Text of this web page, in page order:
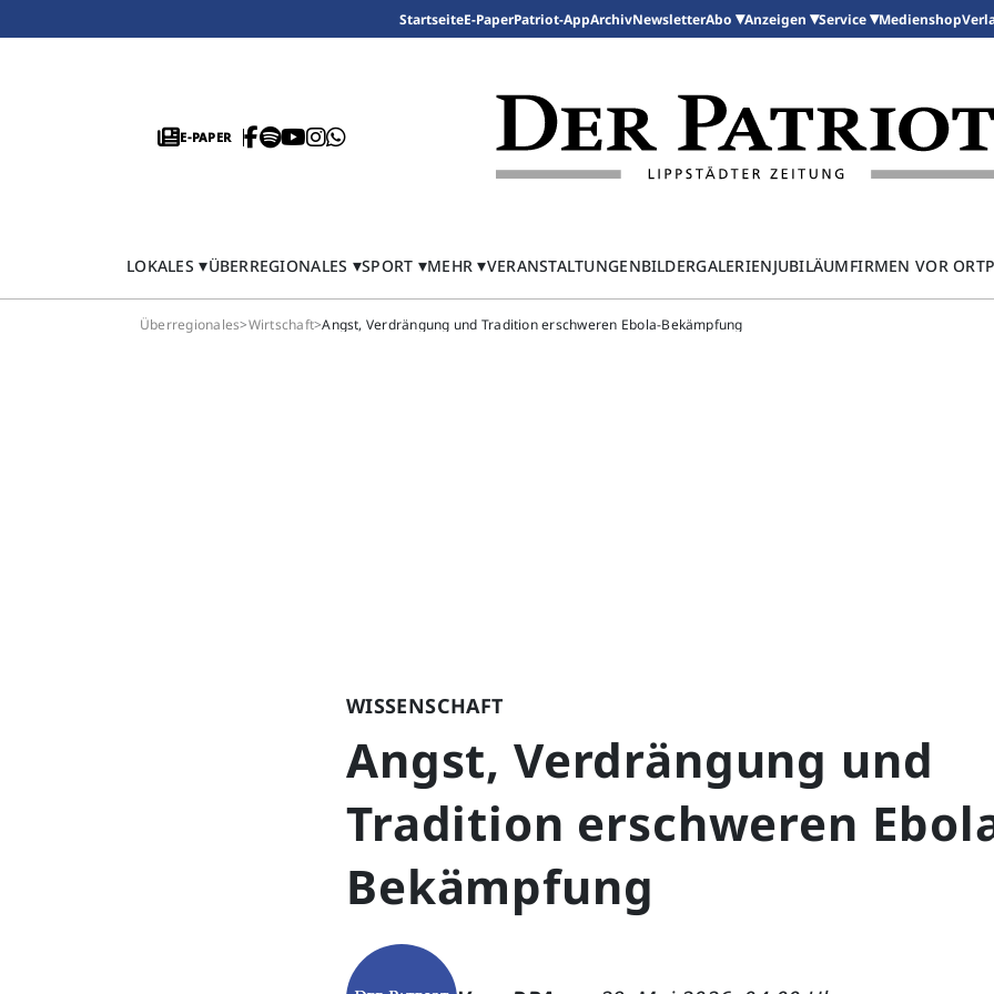
StartseiteE-PaperPatriot-AppArchivNewsletterAbo Anzeigen Service Medienshop
E-PAPER
LOKALES ÜBERREGIONALES SPORT MEHR VERANSTALTUNGENBILDERGALERIENJUBILÄUMFIRMEN VOR ORT
Überregionales>Wirtschaft>Angst, Verdrängung und Tradition erschweren Ebola-Bekämpfung
WISSENSCHAFT
Angst, Verdrängung und
Tradition erschweren
Bekämpfung